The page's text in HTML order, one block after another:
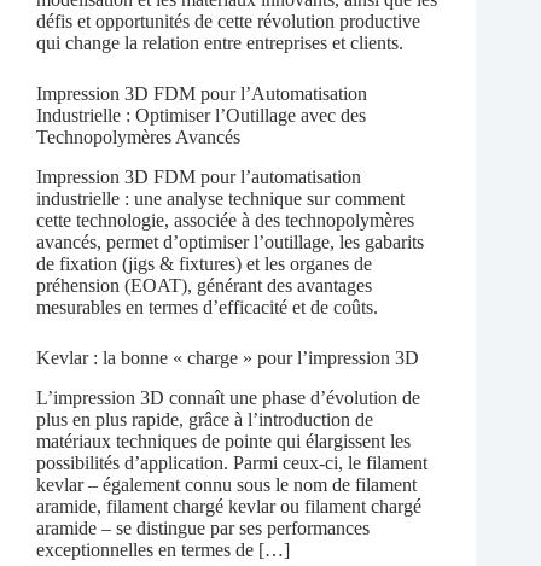
défis et opportunités de cette révolution productive
qui change la relation entre entreprises et clients.
Impression 3D FDM pour l’Automatisation
Industrielle : Optimiser l’Outillage avec des
Technopolymères Avancés
Impression 3D FDM pour l’automatisation
industrielle : une analyse technique sur comment
cette technologie, associée à des technopolymères
avancés, permet d’optimiser l’outillage, les gabarits
de fixation (jigs & fixtures) et les organes de
préhension (EOAT), générant des avantages
mesurables en termes d’efficacité et de coûts.
Kevlar : la bonne « charge » pour l’impression 3D
L’impression 3D connaît une phase d’évolution de
plus en plus rapide, grâce à l’introduction de
matériaux techniques de pointe qui élargissent les
possibilités d’application. Parmi ceux-ci, le filament
kevlar – également connu sous le nom de filament
aramide, filament chargé kevlar ou filament chargé
aramide – se distingue par ses performances
exceptionnelles en termes de […]